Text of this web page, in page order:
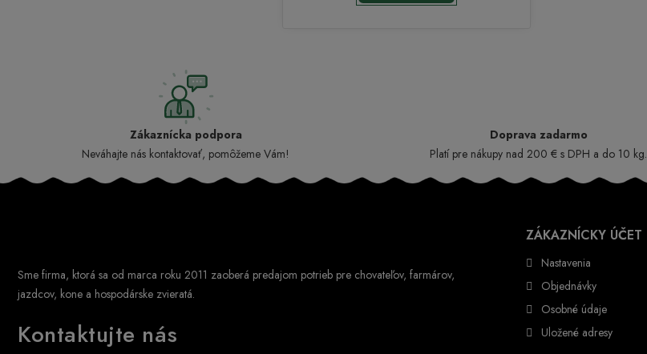
Zákaznícka podpora
Neváhajte nás kontaktovať, pomôžeme Vám!
Doprava zadarmo
Platí pre nákupy nad 200 € s DPH a do 10 kg.
Sme firma, ktorá sa od marca roku 2011 zaoberá predajom potrieb pre chovateľov, farmárov,
jazdcov, kone a hospodárske zvieratá.
Kontaktujte nás
ZÁKAZNÍCKY ÚČET
Nastavenia
Objednávky
Osobné údaje
Uložené adresy